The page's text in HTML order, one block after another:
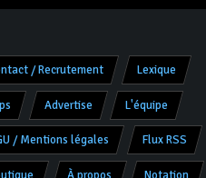
/ Recrutement Lexique
Advertise L'équipe
/ Mentions légales Flux RSS